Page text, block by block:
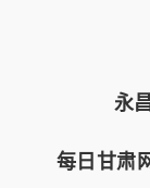
永
每日甘肃